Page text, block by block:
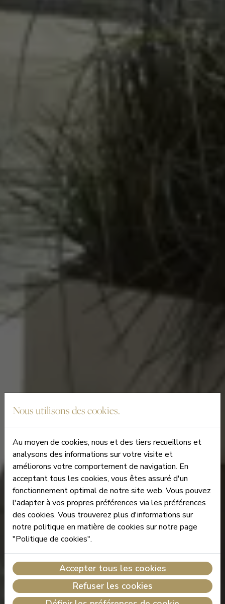
Nous utilisons des cookies.
Au moyen de cookies, nous et des tiers recueillons et
analysons des informations sur votre visite et
améliorons votre comportement de navigation. En
acceptant tous les cookies, vous êtes assuré d'un
fonctionnement optimal de notre site web. Vous pouvez
l'adapter à vos propres préférences via les préférences
des cookies. Vous trouverez plus d'informations sur
notre politique en matière de cookies sur notre page
"Politique de cookies".
Accepter tous les cookies
Refuser les cookies